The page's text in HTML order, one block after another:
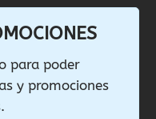
para poder
y promociones